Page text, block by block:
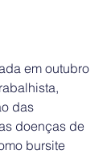
em outubro
das
doenças de
bursite